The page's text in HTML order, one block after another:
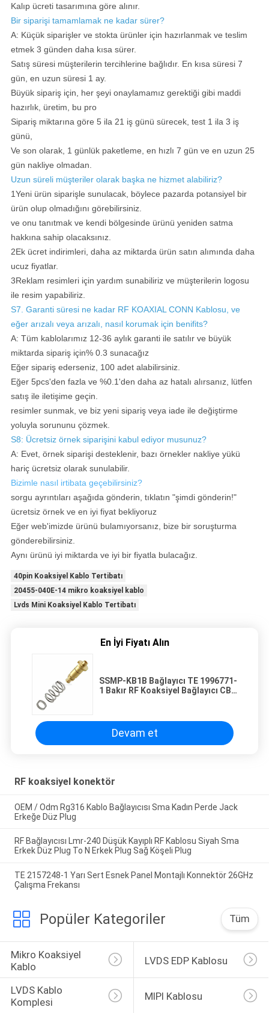
Kalıp ücreti tasarımına göre alınır.
Bir siparişi tamamlamak ne kadar sürer?
A: Küçük siparişler ve stokta ürünler için hazırlanmak ve teslim
etmek 3 günden daha kısa sürer.
Satış süresi müşterilerin tercihlerine bağlıdır. En kısa süresi 7
gün, en uzun süresi 1 ay.
Büyük sipariş için, her şeyi onaylamamız gerektiği gibi maddi
hazırlık, üretim, bu pro
Sipariş miktarına göre 5 ila 21 iş günü sürecek, test 1 ila 3 iş
günü,
Ve son olarak, 1 günlük paketleme, en hızlı 7 gün ve en uzun 25
gün nakliye olmadan.
Uzun süreli müşteriler olarak başka ne hizmet alabiliriz?
1Yeni ürün siparişle sunulacak, böylece pazarda potansiyel bir
ürün olup olmadığını görebilirsiniz.
ve onu tanıtmak ve kendi bölgesinde ürünü yeniden satma
hakkına sahip olacaksınız.
2Ek ücret indirimleri, daha az miktarda ürün satın alımında daha
ucuz fiyatlar.
3Reklam resimleri için yardım sunabiliriz ve müşterilerin logosu
ile resim yapabiliriz.
S7. Garanti süresi ne kadar RF KOAXIAL CONN Kablosu, ve
eğer arızalı veya arızalı, nasıl korumak için benifits?
A: Tüm kablolarımız 12-36 aylık garanti ile satılır ve büyük
miktarda sipariş için% 0.3 sunacağız
Eğer sipariş ederseniz, 100 adet alabilirsiniz.
Eğer 5pcs'den fazla ve %0.1'den daha az hatalı alırsanız, lütfen
satış ile iletişime geçin.
resimler sunmak, ve biz yeni sipariş veya iade ile değiştirme
yoluyla sorununu çözmek.
S8: Ücretsiz örnek siparişini kabul ediyor musunuz?
A: Evet, örnek siparişi desteklenir, bazı örnekler nakliye yükü
hariç ücretsiz olarak sunulabilir.
Bizimle nasıl irtibata geçebilirsiniz?
sorgu ayrıntıları aşağıda gönderin, tıklatın "şimdi gönderin!"
ücretsiz örnek ve en iyi fiyat bekliyoruz
Eğer web'imizde ürünü bulamıyorsanız, bize bir soruşturma
gönderebilirsiniz.
Aynı ürünü iyi miktarda ve iyi bir fiyatla bulacağız.
40pin Koaksiyel Kablo Tertibatı
20455-040E-14 mikro koaksiyel kablo
Lvds Mini Koaksiyel Kablo Tertibatı
En İyi Fiyatı Alın
SSMP-KB1B Bağlayıcı TE 1996771-
1 Bakır RF Koaksiyel Bağlayıcı CBL
Devam et
RF koaksiyel konektör
OEM / Odm Rg316 Kablo Bağlayıcısı Sma Kadın Perde Jack
Erkeğe Düz Plug
RF Bağlayıcısı Lmr-240 Düşük Kayıplı RF Kablosu Siyah Sma
Erkek Düz Plug To N Erkek Plug Sağ Köşeli Plug
TE 2157248-1 Yarı Sert Esnek Panel Montajlı Konnektör 26GHz
Çalışma Frekansı
Popüler Kategoriler Tüm
Mikro Koaksiyel
Kablo
LVDS EDP Kablosu
LVDS Kablo
Komplesi
MIPI Kablosu